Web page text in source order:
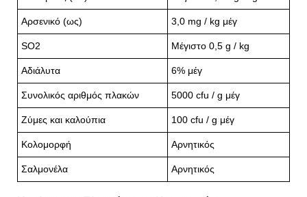
Αρσενικό (ως) 3,0 mg / kg μέγ
SO2 Μέγιστο 0,5 g / kg
Αδιάλυτα 6% μέγ
Συνολικός αριθμός πλακών 5000 cfu / g μέγ
Ζύμες και καλούπια 100 cfu / g μέγ
Κολομορφή Αρνητικός
Σαλμονέλα Αρνητικός